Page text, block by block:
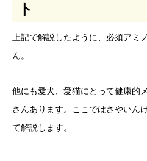
ト
上記で解説したように、必須アミ
ん。
他にも愛犬、愛猫にとって健康的
さんあります。ここではさやいん
て解説します。